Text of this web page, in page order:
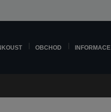
OBCHOD INFORMACE